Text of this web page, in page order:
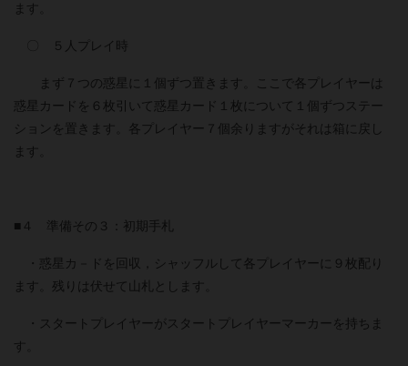
ます。
〇 ５人プレイ時
まず７つの惑星に１個ずつ置きます。ここで各プレイヤーは
惑星カードを６枚引いて惑星カード１枚について１個ずつステー
ションを置きます。各プレイヤー７個余りますがそれは箱に戻し
ます。
■４ 準備その３：初期手札
・惑星カ－ドを回収，シャッフルして各プレイヤーに９枚配り
ます。残りは伏せて山札とします。
・スタートプレイヤーがスタートプレイヤーマーカーを持ちま
す。